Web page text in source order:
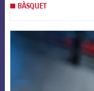
BÀSQUET